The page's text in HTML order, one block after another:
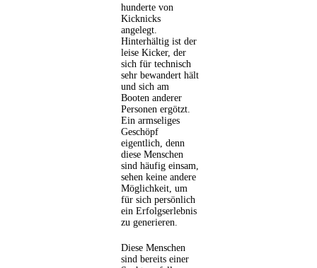
hunderte von
Kicknicks
angelegt.
Hinterhältig ist der
leise Kicker, der
sich für technisch
sehr bewandert hält
und sich am
Booten anderer
Personen ergötzt.
Ein armseliges
Geschöpf
eigentlich, denn
diese Menschen
sind häufig einsam,
sehen keine andere
Möglichkeit, um
für sich persönlich
ein Erfolgserlebnis
zu generieren.
Diese Menschen
sind bereits einer